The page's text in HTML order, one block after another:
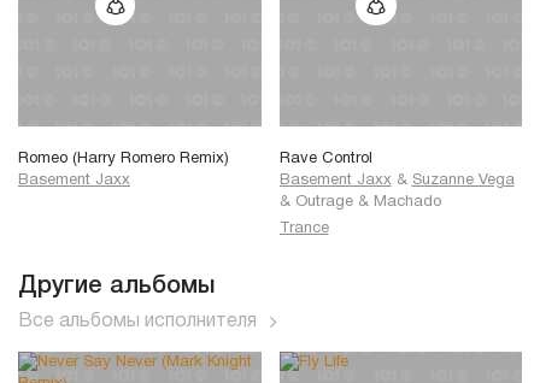
Romeo (Harry Romero Remix)
Basement Jaxx
Rave Control
Basement Jaxx & Suzanne Vega
& Outrage & Machado
Trance
Другие альбомы
Все альбомы исполнителя